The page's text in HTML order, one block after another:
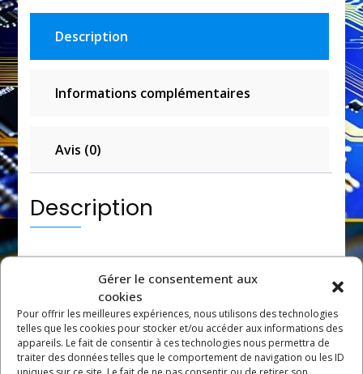
Gérer le consentement aux
cookies
Pour offrir les meilleures expériences, nous utilisons des technologies
telles que les cookies pour stocker et/ou accéder aux informations des
appareils. Le fait de consentir à ces technologies nous permettra de
traiter des données telles que le comportement de navigation ou les ID
Description
Informations complémentaires
Avis (0)
Description
CPU5030
Unité Centrale APRIL 5000
Caractéristiques Principales